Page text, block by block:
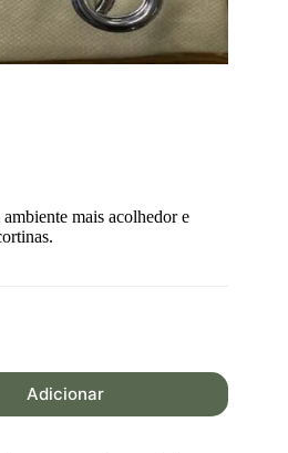
mais acolhedor e
Adicionar